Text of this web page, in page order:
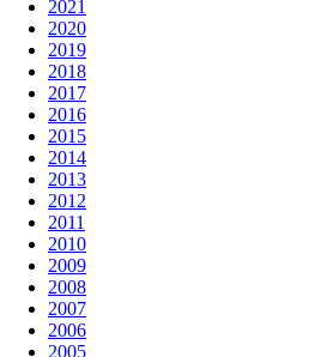
2021
2020
2019
2018
2017
2016
2015
2014
2013
2012
2011
2010
2009
2008
2007
2006
2005